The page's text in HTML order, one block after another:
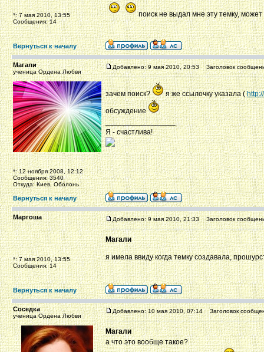
*: 7 мая 2010, 13:55
Сообщения: 14
поиск не выдал мне эту темку,
Вернуться к началу
Магали
ученица Ордена Любви
*: 12 ноября 2008, 12:12
Сообщения: 3540
Откуда: Киев, Оболонь
Добавлено: 9 мая 2010, 20:53 Заголовок
зачем поиск? я же ссылочку указала (
обсуждение
_________________
Я - счастлива!
Вернуться к началу
Маргоша
*: 7 мая 2010, 13:55
Сообщения: 14
Добавлено: 9 мая 2010, 21:33 Заголовок
Магали
я имела ввиду когда темку создавала,
Вернуться к началу
Соседка
ученица Ордена Любви
Добавлено: 10 мая 2010, 07:14 Заголовок
Магали
а что это вообще такое?